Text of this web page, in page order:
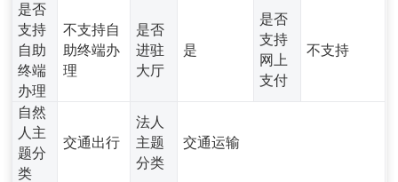
是否
支持
自助
终端
办理
不支持自
助终端办
理
是否
进驻
大厅
是
是否
支持
网上
支付
不支持
自然
人主
题分
类
交通出行
法人
主题
分类
交通运输